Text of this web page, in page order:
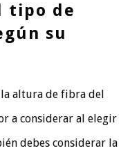
tipo de
su
altura de fibra del
a considerar al elegir
debes considerar la